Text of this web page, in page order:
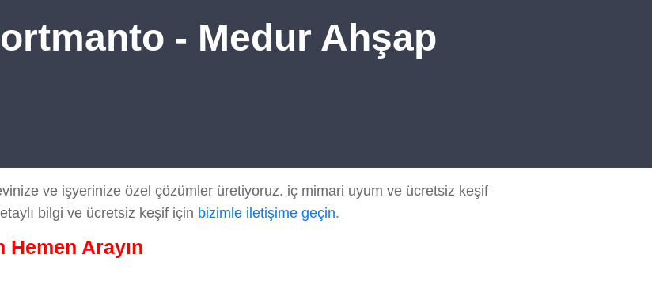
- Medur Ahşap
ve işyerinize özel çözümler üretiyoruz. iç mimari uyum ve ücretsiz keşif
bilgi ve ücretsiz keşif için bizimle iletişime geçin.
Arayın